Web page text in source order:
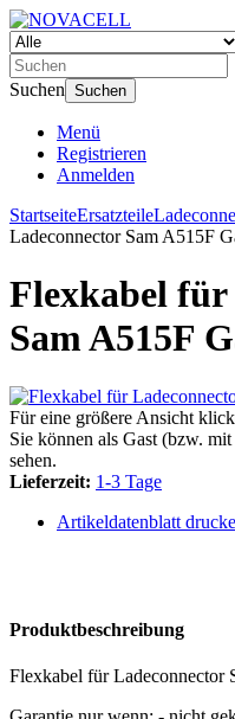
Suchen Suchen
Menü
Registrieren
Anmelden
StartseiteErsatzteile
Ladeconnector Sam A515F
Flexkabel für
Sam A515F
Für eine größere Ansicht
Sie können als Gast (bzw.
sehen.
Lieferzeit: 1-3 Tage
Artikeldatenblatt
Produktbeschreibung
Flexkabel für Ladeconnector